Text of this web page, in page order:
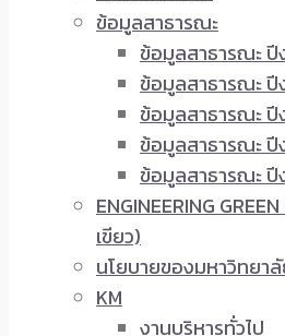
ข้อมูลสาธารณะ
ข้อมูลสาธารณะ
ข้อมูลสาธารณะ
ข้อมูลสาธารณะ
ข้อมูลสาธารณะ
ข้อมูลสาธารณะ
ENGINEERING
เขียว)
นโยบายของมหาวิทยาลั
KM
งานบริหารทั่วไป